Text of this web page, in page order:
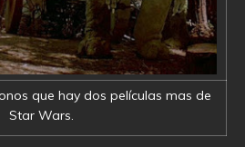
que hay dos películas mas de
Star Wars.